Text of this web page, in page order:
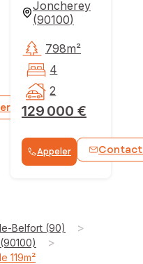
WhatsApp
Joncherey
(90100)
129 000 €
798m²
4
2
Appeler
Belfort (90) >
>
119m²